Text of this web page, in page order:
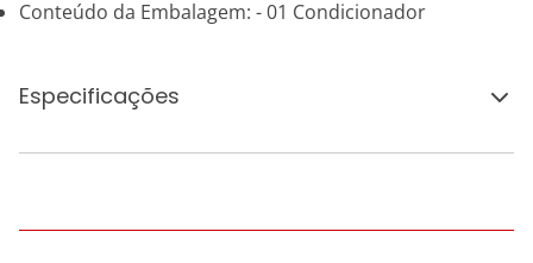
Conteúdo da Embalagem: - 01 Condicionador
Especificações